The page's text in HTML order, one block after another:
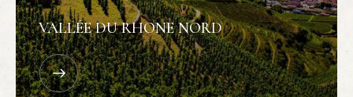
VALLÉE DU RHONE NORD